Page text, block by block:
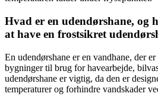
Hvad er en udendørshane, og
at have en frostsikret
En udendørshane er en vandhane, der
bygninger til brug for havearbejde,
udendørshane er vigtig, da den er
temperaturer og forhindre vandskader